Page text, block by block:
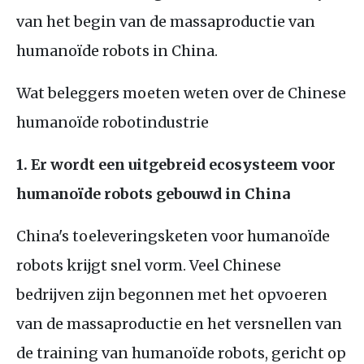
van het begin van de massaproductie van
humanoïde robots in China.
Wat beleggers moeten weten over de Chinese
humanoïde robotindustrie
1. Er wordt een uitgebreid ecosysteem voor
humanoïde robots gebouwd in China
China's toeleveringsketen voor humanoïde
robots krijgt snel vorm. Veel Chinese
bedrijven zijn begonnen met het opvoeren
van de massaproductie en het versnellen van
de training van humanoïde robots, gericht op